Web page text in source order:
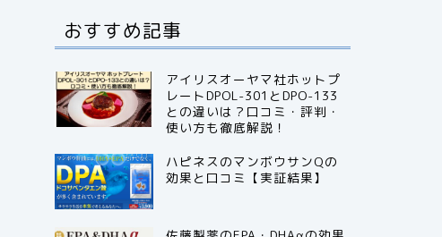
おすすめ記事
アイリスオーヤマ社ホットプ
レートDPOL-301とDPO-133
との違いは？口コミ・評判・
使い方も徹底解説！
ハピネスのマンボウサンQの
効果と口コミ【実証結果】